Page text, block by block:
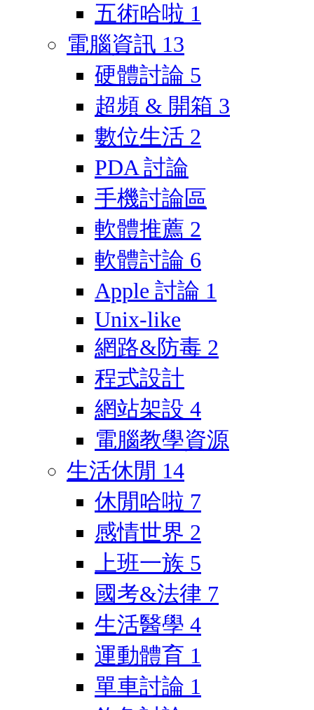
五術哈啦 1
電腦資訊 13
硬體討論 5
超頻 & 開箱 3
數位生活 2
PDA 討論
手機討論區
軟體推薦 2
軟體討論 6
Apple 討論 1
Unix-like
網路&防毒 2
程式設計
網站架設 4
電腦教學資源
生活休閒 14
休閒哈啦 7
感情世界 2
上班一族 5
國考&法律 7
生活醫學 4
運動體育 1
單車討論 1